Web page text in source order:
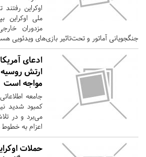
اوکراین
ملی اوکراین
مزدوران
جنگجویانی آماتور و تحت‌تاثیر بازی‌های ویدئویی
ادعای
ارتش روسیه
مواجه است
جامعه
کمبود شدید
می‌برد و در
اعزام به
حملات